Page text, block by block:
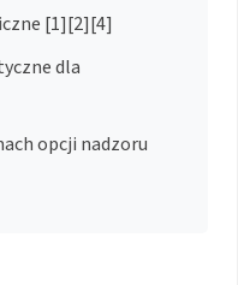
[1][2][4]
dla
opcji nadzoru